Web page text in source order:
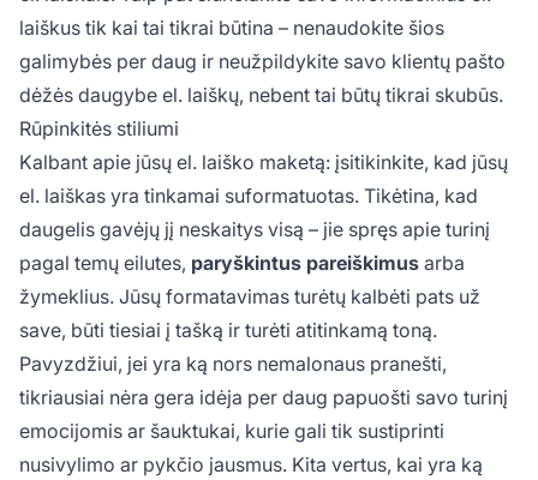
laiškus tik kai tai tikrai būtina – nenaudokite šios
galimybės per daug ir neužpildykite savo klientų pašto
dėžės daugybe el. laiškų, nebent tai būtų tikrai skubūs.
Rūpinkitės stiliumi
Kalbant apie jūsų el. laiško maketą: įsitikinkite, kad jūsų
el. laiškas yra tinkamai suformatuotas. Tikėtina, kad
daugelis gavėjų jį neskaitys visą – jie spręs apie turinį
pagal temų eilutes, paryškintus pareiškimus arba
žymeklius. Jūsų formatavimas turėtų kalbėti pats už
save, būti tiesiai į tašką ir turėti atitinkamą toną.
Pavyzdžiui, jei yra ką nors nemalonaus pranešti,
tikriausiai nėra gera idėja per daug papuošti savo turinį
emocijomis ar šauktukai, kurie gali tik sustiprinti
nusivylimo ar pykčio jausmus. Kita vertus, kai yra ką